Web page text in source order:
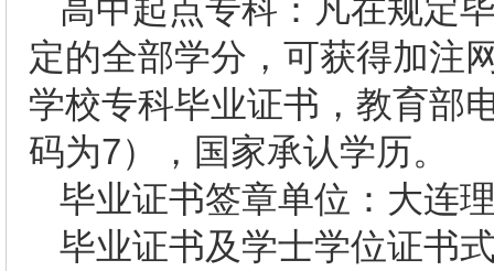
高中起点专科：凡在规定
定的全部学分，可获得加注
学校专科毕业证书，教育部
码为7），国家承认学历。
毕业证书签章单位：大连
毕业证书及学士学位证书